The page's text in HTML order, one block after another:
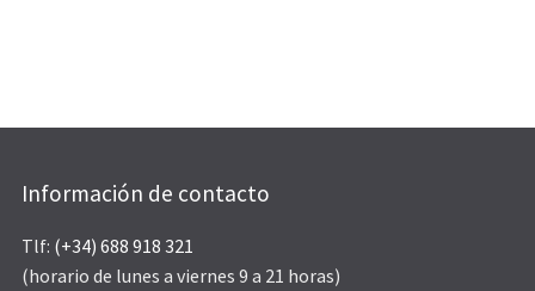
Información de contacto
Tlf: (+34) 688 918 321
(horario de lunes a viernes 9 a 21 horas)